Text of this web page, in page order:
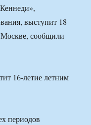
выступит 18
сообщили
периодов